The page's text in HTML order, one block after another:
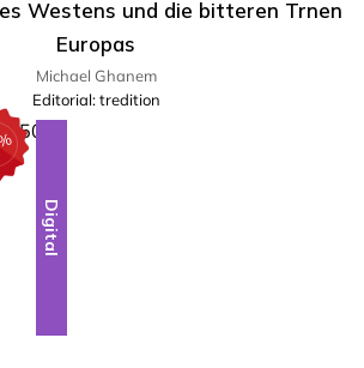
Westens und die bitteren Trnen
Europas
Michael Ghanem
Editorial: tredition
Digital